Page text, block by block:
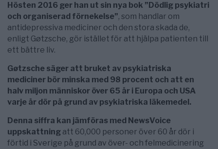
Hösten 2016 ger han ut sin nya bok ”Dödlig psykiatri
och organiserad förnekelse”, som handlar om
antidepressiva mediciner och den stora skada de,
enligt Gøtzsche, gör istället för att hjälpa patienten till
ett bättre liv.
Gøtzsche säger att bruket av psykiatriska
mediciner bör minska med 98 procent och att en
halv miljon människor över 65 år i Europa och USA
varje år dör på grund av psykiatriska läkemedel.
Denna siffra kan jämföras med NewsVoice
uppskattning att 60,000 personer över 60 år dör i
förtid i Sverige på grund av över- och felmedicinering